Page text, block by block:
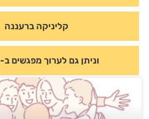
קליניקה ברעננה
וניתן גם לערוך מפגשים ב-ZOOM